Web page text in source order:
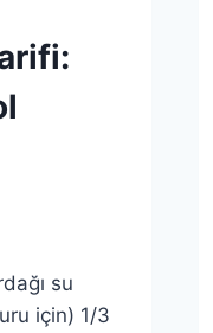
su
için) 1/3